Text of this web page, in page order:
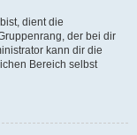
dient die
der bei dir
kann dir die
Bereich selbst